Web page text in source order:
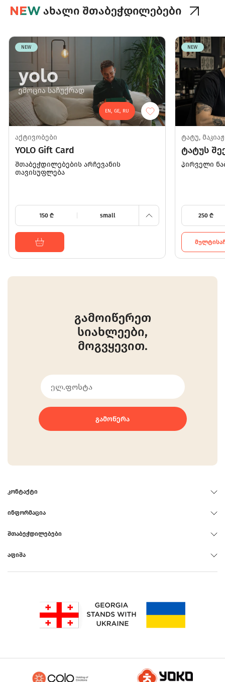
ახალი შთაბეჭდილებები
NEW
EN, GE, RU
აქტივობები
YOLO Gift Card
შთაბეჭდილებების არჩევანის
თავისუფლება
150₾ small
250
300
500
NEW
ტატუ,
ტატუს
პირველი
250₾
გამოიწერეთ
სიახლეები,
მოგვყევით.
ᲒᲐᲛᲝᲬᲔᲠᲐ
ᲙᲝᲜᲢᲐᲥᲢᲘ
ᲘᲜᲤᲝᲠᲛᲐᲪᲘᲐ
ᲨᲗᲐᲑᲔᲭᲓᲘᲚᲔᲑᲔᲑᲘ
ᲐᲤᲘᲨᲐ